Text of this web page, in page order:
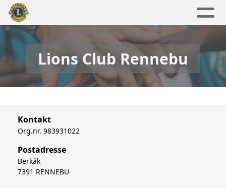
Lions Club Rennebu
Kontakt
Org.nr. 983931022
Postadresse
Berkåk
7391 RENNEBU